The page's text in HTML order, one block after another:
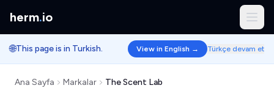
herm.io
🌐This page is in Turkish. View in English → Türkçe devam et
Ana Sayfa Markalar The Scent Lab